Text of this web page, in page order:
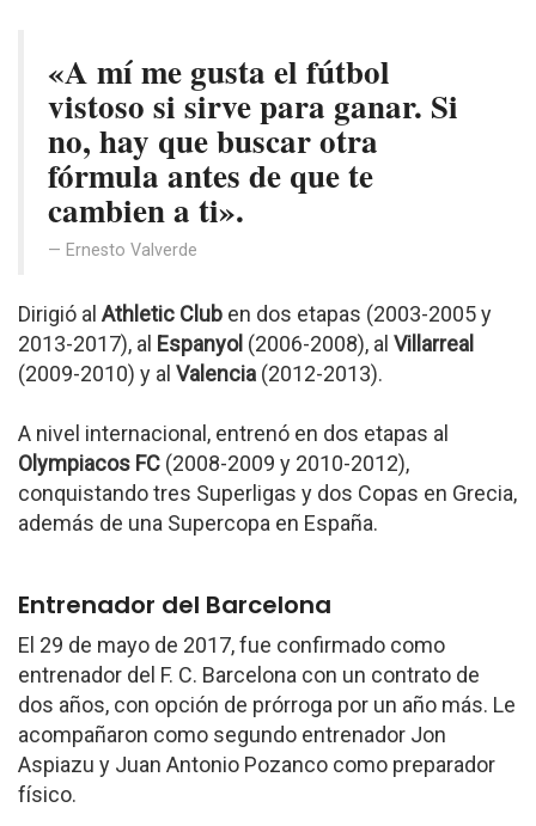
«A mí me gusta el fútbol
vistoso si sirve para ganar. Si
no, hay que buscar otra
fórmula antes de que te
cambien a ti».
Ernesto Valverde
Dirigió al Athletic Club en dos etapas (2003-2005 y
2013-2017), al Espanyol (2006-2008), al Villarreal
(2009-2010) y al Valencia (2012-2013).
A nivel internacional, entrenó en dos etapas al
Olympiacos FC (2008-2009 y 2010-2012),
conquistando tres Superligas y dos Copas en Grecia,
además de una Supercopa en España.
Entrenador del Barcelona
El 29 de mayo de 2017, fue confirmado como
entrenador del F. C. Barcelona con un contrato de
dos años, con opción de prórroga por un año más. Le
acompañaron como segundo entrenador Jon
Aspiazu y Juan Antonio Pozanco como preparador
físico.